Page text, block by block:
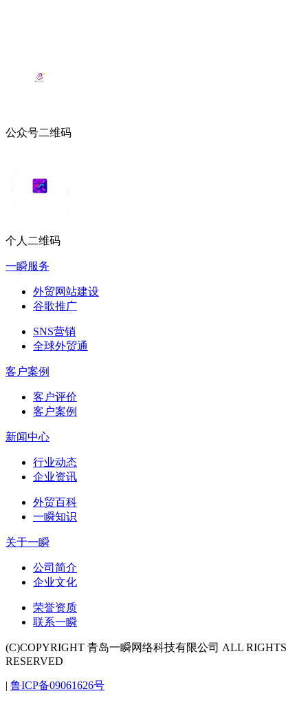
公众号二维码
个人二维码
一瞬服务
外贸网站建设
谷歌推广
SNS营销
全球外贸通
客户案例
客户评价
客户案例
新闻中心
行业动态
企业资讯
外贸百科
一瞬知识
关于一瞬
公司简介
企业文化
荣誉资质
联系一瞬
(C)COPYRIGHT 青岛一瞬网络科技有限公司 ALL RIGHTS
RESERVED
| 鲁ICP备09061626号